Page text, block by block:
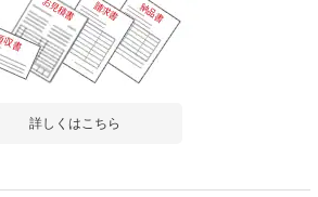
詳しくはこちら